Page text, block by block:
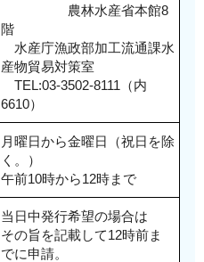
農林水産省本館8
階
水産庁漁政部加工流通課水
産物貿易対策室
TEL:03-3502-8111（内
6610）
月曜日から金曜日（祝日を除
く。）
午前10時から12時まで
当日中発行希望の場合は
その旨を記載して12時前ま
でに申請。